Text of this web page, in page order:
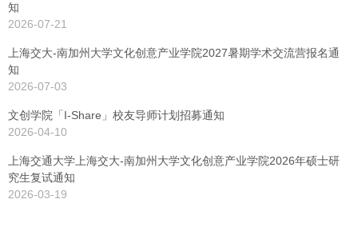
知
2026-07-21
上海交大-南加州大学文化创意产业学院2027暑期学术交流营报名通
知
2026-07-03
文创学院「I-Share」校友导师计划招募通知
2026-04-10
上海交通大学上海交大-南加州大学文化创意产业学院2026年硕士研
究生复试通知
2026-03-19